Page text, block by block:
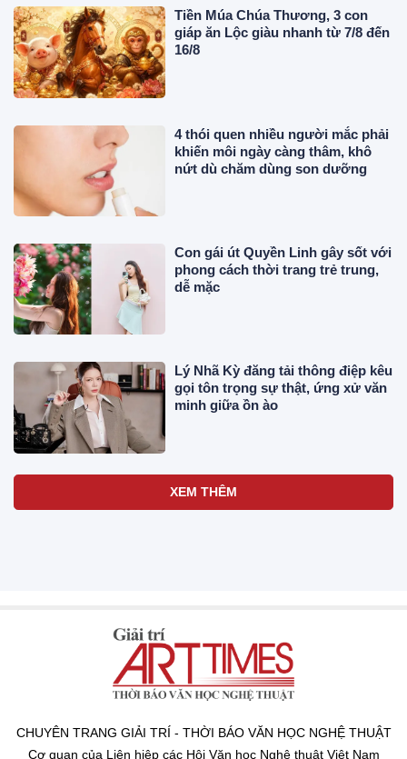
Tiền Múa Chúa Thương, 3 con
giáp ăn Lộc giàu nhanh từ 7/8 đến
16/8
4 thói quen nhiều người mắc phải
khiến môi ngày càng thâm, khô
nứt dù chăm dùng son dưỡng
Con gái út Quyền Linh gây sốt với
phong cách thời trang trẻ trung,
dễ mặc
Lý Nhã Kỳ đăng tải thông điệp kêu
gọi tôn trọng sự thật, ứng xử văn
minh giữa ồn ào
XEM THÊM
CHUYÊN TRANG GIẢI TRÍ - THỜI BÁO VĂN HỌC NGHỆ THUẬT
Cơ quan của Liên hiệp các Hội Văn học Nghệ thuật Việt Nam